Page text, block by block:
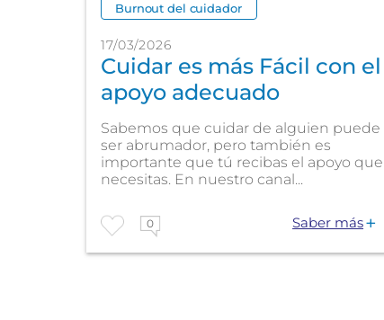
Burnout del cuidador
17/03/2026
Cuidar es más Fácil con el
apoyo adecuado
Sabemos que cuidar de alguien puede
ser abrumador, pero también es
importante que tú recibas el apoyo que
necesitas. En nuestro canal...
0 Saber más